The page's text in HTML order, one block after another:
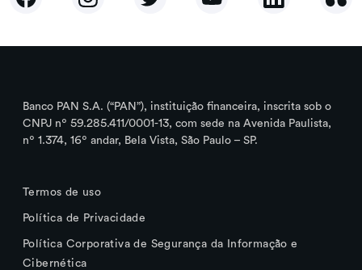
Banco PAN S.A. (“PAN”), instituição financeira, inscrita sob o
CNPJ nº 59.285.411/0001-13, com sede na Avenida Paulista,
nº 1.374, 16º andar, Bela Vista, São Paulo – SP.
Termos de uso
Política de Privacidade
Política Corporativa de Segurança da Informação e
Cibernética